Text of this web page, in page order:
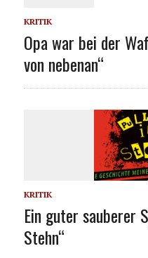
KRITIK
Opa war bei der
von nebenan“
KRITIK
Ein guter sauberer
Stehn“